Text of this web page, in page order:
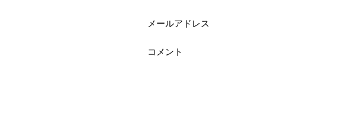
メールアドレス
コメント